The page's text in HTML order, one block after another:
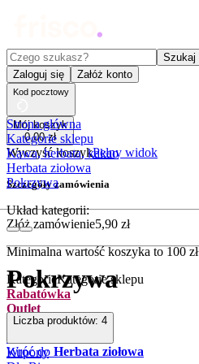
Czego szukasz?
Szukaj
Zaloguj się
Załóż konto
Kod pocztowy
Mój koszyk
0,00 zł
Wyczyść koszykPełny widok
Szczegóły zamówienia
Złóż zamówienie5,90 zł
Minimalna wartość koszyka to 100 zł
KategorieKategorie sklepu
Rabatówka
Outlet
Promocje
Kupony
Strona główna
Kategorie sklepu
Kawa, herbata, kakao
Herbata ziołowa
Pokrzywa
Układ kategorii:
Pokrzywa
Liczba produktów: 4
Wróć do Herbata ziołowa